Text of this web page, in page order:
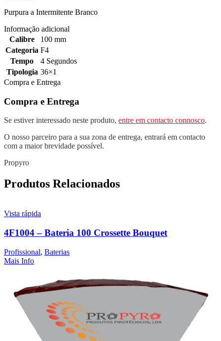
Purpura a Intermitente Branco
Informação adicional
Calibre
100 mm
Categoria F4
Tempo
4 Segundos
Tipologia 36×1
Compra e Entrega
Compra e Entrega
Se estiver interessado neste produto, entre em contacto connosco.
O nosso parceiro para a sua zona de entrega, entrará em contacto
com a maior brevidade possível.
Propyro
Produtos Relacionados
Vista rápida
4F1004 – Bateria 100 Crossette Bouquet
Profissional, Baterias
Mais Info